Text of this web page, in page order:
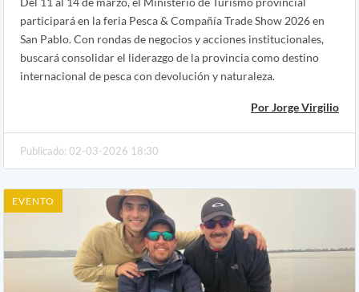
participará en la feria Pesca & Compañía Trade Show 2026 en
San Pablo. Con rondas de negocios y acciones institucionales,
buscará consolidar el liderazgo de la provincia como destino
internacional de pesca con devolución y naturaleza.
Por Jorge Virgilio
Publicado: 02-03-2026 18:30
EVENTO